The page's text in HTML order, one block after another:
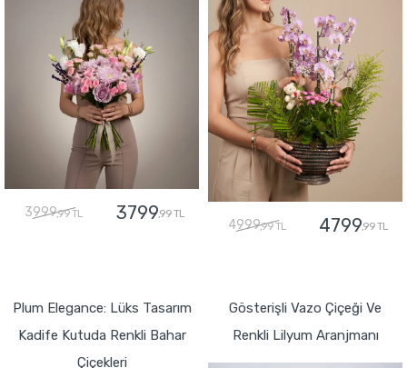
3999,99 TL 3799,99 TL
4999,99 TL 4799,99 TL
Plum Elegance: Lüks Tasarım
Kadife Kutuda Renkli Bahar
Çiçekleri
Gösterişli Vazo Çiçeği Ve
Renkli Lilyum Aranjmanı